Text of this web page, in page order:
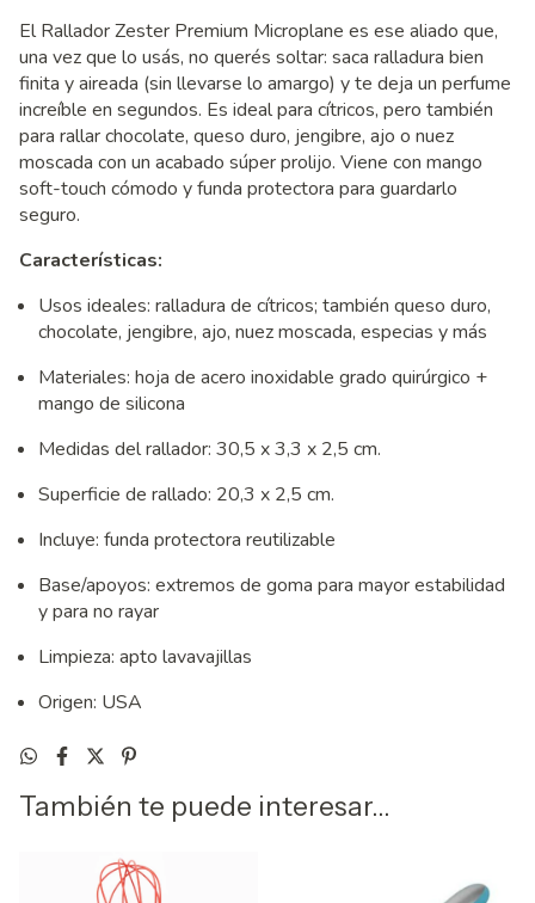
El Rallador Zester Premium Microplane es ese aliado que,
una vez que lo usás, no querés soltar: saca ralladura bien
finita y aireada (sin llevarse lo amargo) y te deja un perfume
increíble en segundos. Es ideal para cítricos, pero también
para rallar chocolate, queso duro, jengibre, ajo o nuez
moscada con un acabado súper prolijo. Viene con mango
soft-touch cómodo y funda protectora para guardarlo
seguro.
Características:
Usos ideales: ralladura de cítricos; también queso duro,
chocolate, jengibre, ajo, nuez moscada, especias y más
Materiales: hoja de acero inoxidable grado quirúrgico +
mango de silicona
Medidas del rallador: 30,5 x 3,3 x 2,5 cm.
Superficie de rallado: 20,3 x 2,5 cm.
Incluye: funda protectora reutilizable
Base/apoyos: extremos de goma para mayor estabilidad
y para no rayar
Limpieza: apto lavavajillas
Origen: USA
También te puede interesar...